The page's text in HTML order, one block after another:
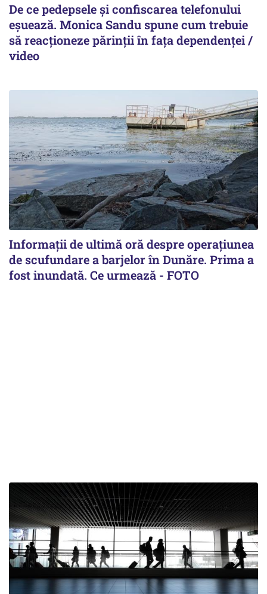
De ce pedepsele și confiscarea telefonului
eșuează. Monica Sandu spune cum trebuie
să reacționeze părinții în fața dependenței /
video
Informații de ultimă oră despre operațiunea
de scufundare a barjelor în Dunăre. Prima a
fost inundată. Ce urmează - FOTO